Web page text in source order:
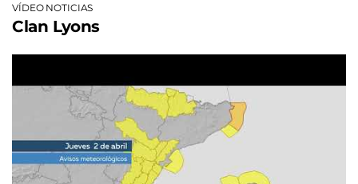
VÍDEO NOTICIAS
Clan Lyons